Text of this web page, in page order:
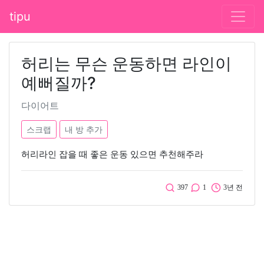
tipu
허리는 무슨 운동하면 라인이
예뻐질까?
다이어트
스크랩 내 방 추가
허리라인 잡을 때 좋은 운동 있으면 추천해주라
397 1 3년 전